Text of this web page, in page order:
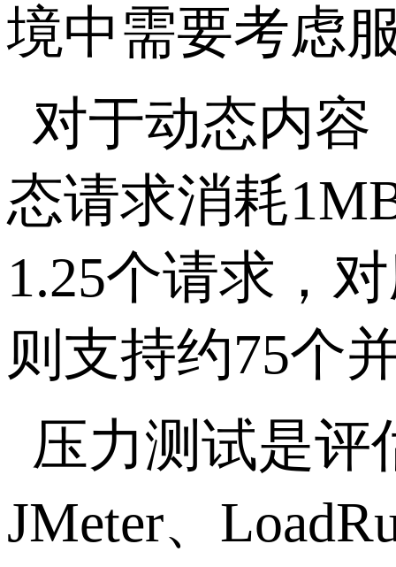
境中需要考虑
对于动态内容
态请求消耗
1.25个请求，
则支持约75个
压力测试是评
JMeter、